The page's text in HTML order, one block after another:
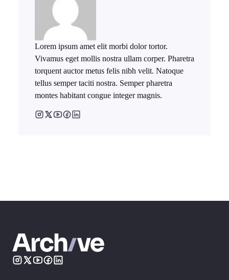
Lorem ipsum amet elit morbi dolor tortor.
Vivamus eget mollis nostra ullam corper. Pharetra
torquent auctor metus felis nibh velit. Natoque
tellus semper taciti nostra. Semper pharetra
montes habitant congue integer magnis.